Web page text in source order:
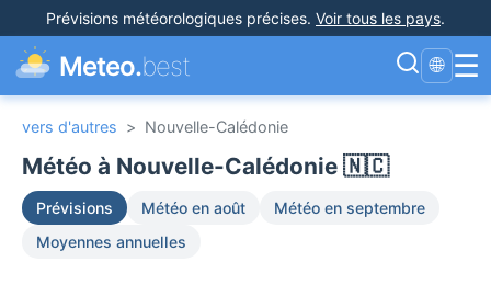
Prévisions météorologiques précises. Voir tous les pays.
Meteo.best 🌐 ☰
vers d'autres > Nouvelle-Calédonie
Météo à Nouvelle-Calédonie 🇳🇨
Prévisions Météo en août
Météo en septembre
Moyennes annuelles